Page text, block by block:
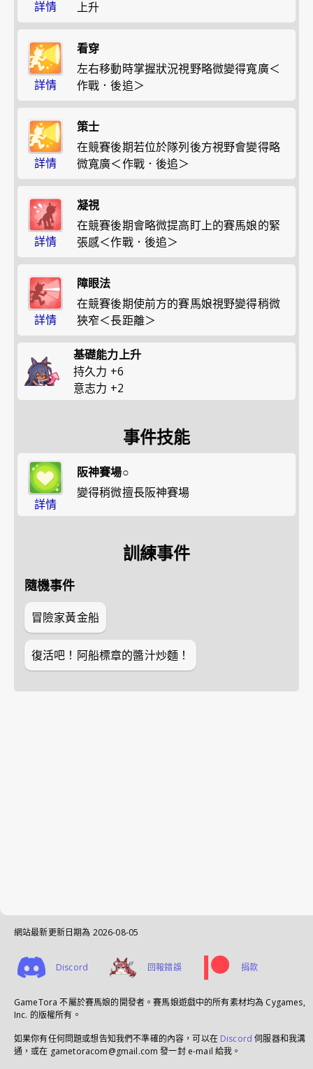
詳情
上升
詳情
看穿
左右移動時掌握狀況視野略微變得寬廣＜
作戰．後追＞
詳情
策士
在競賽後期若位於隊列後方視野會變得略
微寬廣＜作戰．後追＞
詳情
凝視
在競賽後期會略微提高盯上的賽馬娘的緊
張感＜作戰．後追＞
詳情
障眼法
在競賽後期使前方的賽馬娘視野變得稍微
狹窄＜長距離＞
基礎能力上升
持久力 +6
意志力 +2
事件技能
詳情
阪神賽場○
變得稍微擅長阪神賽場
訓練事件
隨機事件
冒險家黃金船
復活吧！阿船標章的醬汁炒麵！
網站最新更新日期為 2026-08-05
Discord 回報錯誤 捐款
GameTora 不屬於賽馬娘的開發者。賽馬娘遊戲中的所有素材均為 Cygames,
Inc. 的版權所有。
如果你有任何問題或想告知我們不準確的內容，可以在 Discord 伺服器和我溝
通，或在 gametoracom@gmail.com 發一封 e-mail 給我。